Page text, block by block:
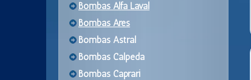
Bombas Alfa Laval
Bombas Ares
Bombas Astral
Bombas Calpeda
Bombas Caprari